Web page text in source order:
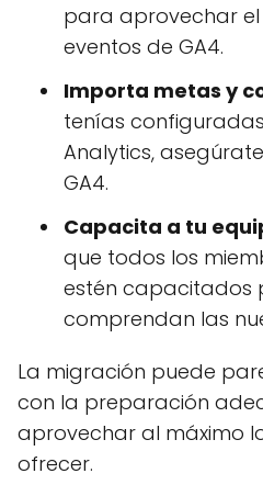
para aprovechar
eventos de GA4.
Importa metas y
tenías
Analytics,
GA4.
Capacita a tu
que todos los
estén capacitados
comprendan las
La migración puede
con la preparación
aprovechar al máximo
ofrecer.